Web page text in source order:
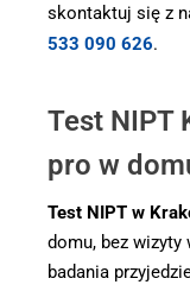
skontaktuj się z
533 090 626.
Test NIPT
pro w
Test NIPT w
domu, bez
badania